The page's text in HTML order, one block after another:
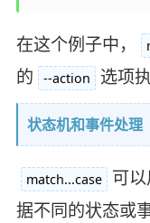
在这个例子中，
的
--action 选项
状态机和事件处理
match...case
可
据不同的状态或